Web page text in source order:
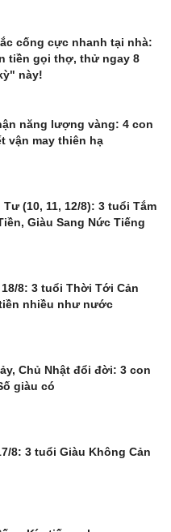
cống cực nhanh tại nhà:
tiền gọi thợ, thử ngay 8
này!
năng lượng vàng: 4 con
vận may thiên hạ
(10, 11, 12/8): 3 tuổi Tắm
Giàu Sang Nức Tiếng
8: 3 tuổi Thời Tới Cản
nhiều như nước
Chủ Nhật đổi đời: 3 con
giàu có
8: 3 tuổi Giàu Không Cản